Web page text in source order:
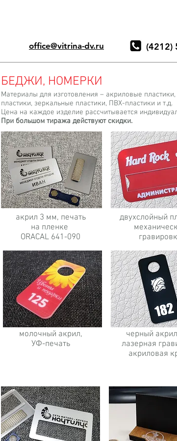
office@vitrina-dv.ru (4212)
БЕДЖИ, НОМЕРКИ
Материалы для изготовления – акриловые
пластики, зеркальные пластики, ПВХ-пластики и т.д.
Цена на каждое изделие рассчитывается
При большом тиража действуют скидки.
акрил 3 мм, печать
на пленке
ORACAL 641-090
молочный акрил,
УФ-печать
двухслойный
черный
лазерная
акриловая